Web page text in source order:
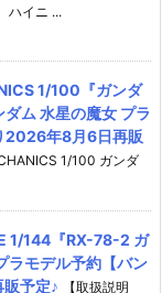
ハイニ ...
1/100『ガンダ
ム 水星の魔女 プラ
2026年8月6日再販
1/100 ガンダ
1/144『RX-78-2 ガ
ラモデル予約【バン
予定♪
【取扱説明